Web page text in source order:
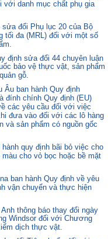
với danh mục chất phụ gia
đổi Phụ lục 20 của Bộ
tối đa (MRL) đối với một số
định sửa đổi 44 chuyên luận
bảo vệ thực vật, sản phẩm
gỗ.
Âu ban hành Quy định
đính chính Quy định (EU)
các yêu cầu đối với việc
đưa vào đối với các lô hàng
và sản phẩm có nguồn gốc
quy định bãi bỏ việc cho
cho vỏ bọc hoặc bề mặt
ban hành Quy định về yêu
vận chuyển và thực hiện
thông báo thay đổi ngày
Windsor đối với Chương
dịch thực vật.